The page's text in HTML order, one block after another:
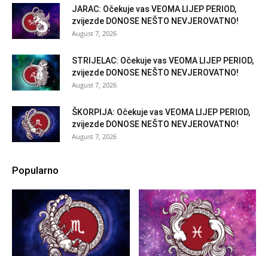
JARAC: Očekuje vas VEOMA LIJEP PERIOD,
zvijezde DONOSE NEŠTO NEVJEROVATNO!
August 7, 2026
STRIJELAC: Očekuje vas VEOMA LIJEP PERIOD,
zvijezde DONOSE NEŠTO NEVJEROVATNO!
August 7, 2026
ŠKORPIJA: Očekuje vas VEOMA LIJEP PERIOD,
zvijezde DONOSE NEŠTO NEVJEROVATNO!
August 7, 2026
Popularno